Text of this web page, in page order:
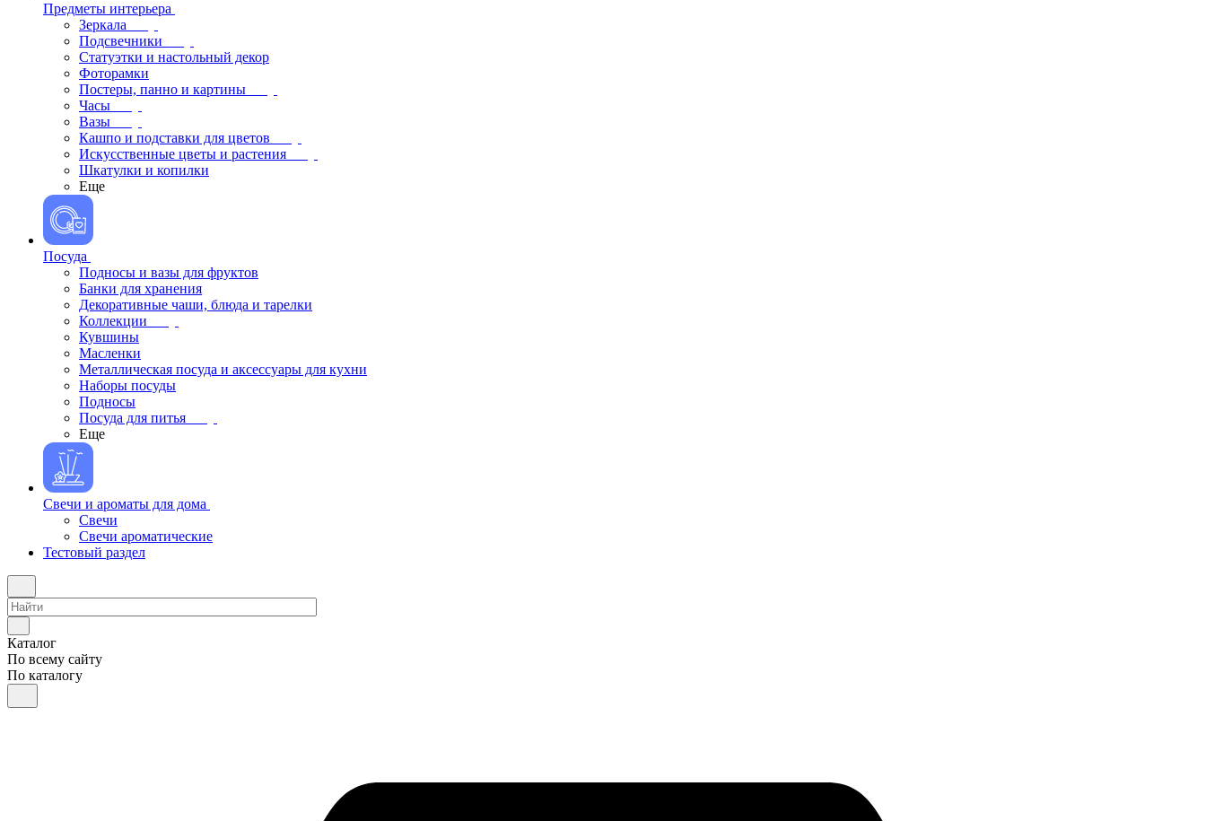
Предметы интерьера
Зеркала
Подсвечники
Статуэтки и настольный декор
Фоторамки
Постеры, панно и картины
Часы
Вазы
Кашпо и подставки для цветов
Искусственные цветы и растения
Шкатулки и копилки
Еще
Посуда
Подносы и вазы для фруктов
Банки для хранения
Декоративные чаши, блюда и тарелки
Коллекции
Кувшины
Масленки
Металлическая посуда и аксессуары для кухни
Наборы посуды
Подносы
Посуда для питья
Еще
Свечи и ароматы для дома
Свечи
Свечи ароматические
Тестовый раздел
Каталог
По всему сайту
По каталогу